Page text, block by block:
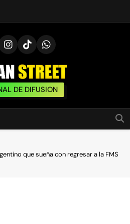
De Freestyle, Batallas Y Cultura
Urbana
DE DIFUSION
que sueña con regresar a la FMS